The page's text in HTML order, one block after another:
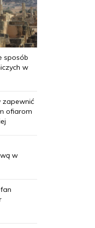
sposób
w
zapewnić
ofiarom
w